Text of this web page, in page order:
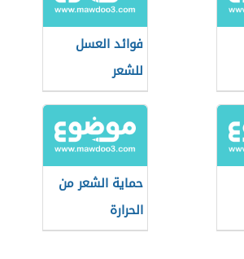
فوائد العسل
للشعر
حماية الشعر من
الحرارة